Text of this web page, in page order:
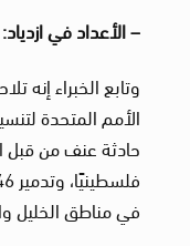
– الأعداد في ازدياد:
في مناطق الخليل